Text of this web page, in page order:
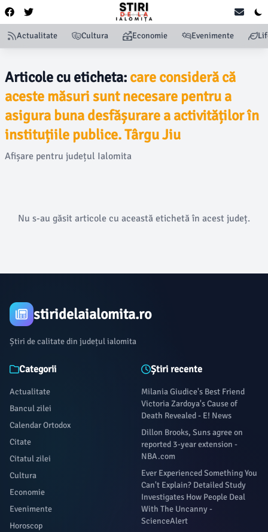
Actualitate Cultura Economie Evenimente
Articole cu eticheta: care consideră că
aceste măsuri sunt necesare pentru a
asigura buna desfășurare a activităților în
instituțiile publice. Târgu Jiu
Afișare pentru județul Ialomita
Nu s-au găsit articole cu această etichetă în acest județ.
stiridelaialomita.ro
Știri de calitate din județul ialomita
Categorii
Actualitate
Bancul zilei
Calendar Ortodox
Citate
Citatul zilei
Cultura
Economie
Evenimente
Horoscop
Știri recente
Milania Giudice's Best Friend
Victoria Zardoya's Cause of
Death Revealed - E! News
Dillon Brooks, Suns agree on
reported 3-year extension -
NBA.com
Ever Experienced Something You
Can't Explain? Detailed Study
Investigates How People Deal
With The Uncanny -
ScienceAlert